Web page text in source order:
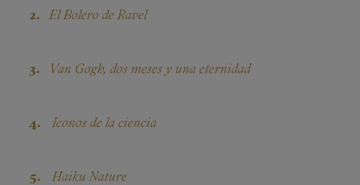
El Bolero de Ravel
Van Gogh, dos meses y una eternidad
Iconos de la ciencia
Haiku Nature